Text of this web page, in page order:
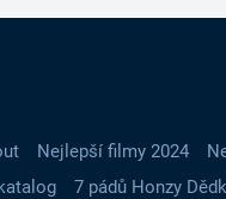
Nejlepší filmy 2024
7 pádů Honzy